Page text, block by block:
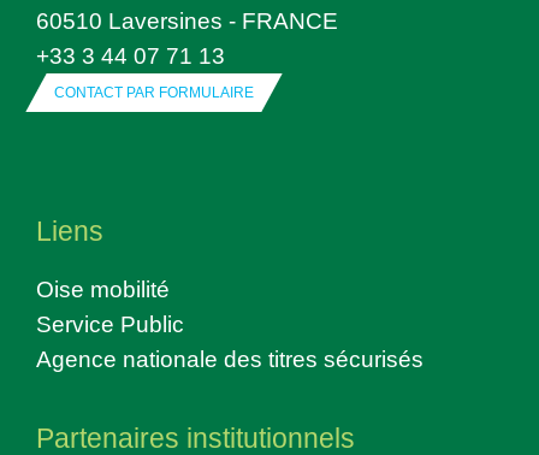
60510 Laversines - FRANCE
+33 3 44 07 71 13
CONTACT PAR FORMULAIRE
Liens
Oise mobilité
Service Public
Agence nationale des titres sécurisés
Partenaires institutionnels